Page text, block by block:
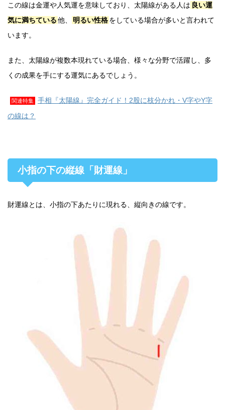
この線は金運や人気運を意味しており、太陽線がある人は 良い運
気に満ちている他、 明るい性格をしている場合が多いと言われて
います。
また、太陽線が複数本現れている場合、様々な分野で活躍し、多
くの成果を手にする運気にあるでしょう。
関連特集
手相『太陽線』完全ガイド！2股に枝分かれ・V字やY字
の線は？
小指の下の縦線「財運線」
財運線とは、小指の下あたりに現れる、縦向きの線です。